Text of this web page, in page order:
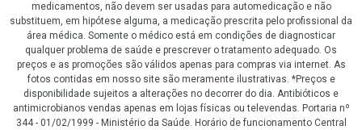
medicamentos, não devem ser usadas para automedicação e não
substituem, em hipótese alguma, a medicação prescrita pelo profissional da
área médica. Somente o médico está em condições de diagnosticar
qualquer problema de saúde e prescrever o tratamento adequado. Os
preços e as promoções são válidos apenas para compras via internet. As
fotos contidas em nosso site são meramente ilustrativas. *Preços e
disponibilidade sujeitos a alterações no decorrer do dia. Antibióticos e
antimicrobianos vendas apenas em lojas físicas ou televendas. Portaria nº
344 - 01/02/1999 - Ministério da Saúde. Horário de funcionamento Central